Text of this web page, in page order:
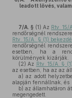
leadott lövés,
7/A. § (1) Az Rtv. 15/
rendőrségnél
Rtv. 15/A. § (1)
rendőrségnél
esetben, ha a
körülmények kizárják.
(2) Az Rtv. 15/A. §
az esetben, ha az az
a) az adott
alapján fennállnak, és
b) az államhatáron
megengedett.